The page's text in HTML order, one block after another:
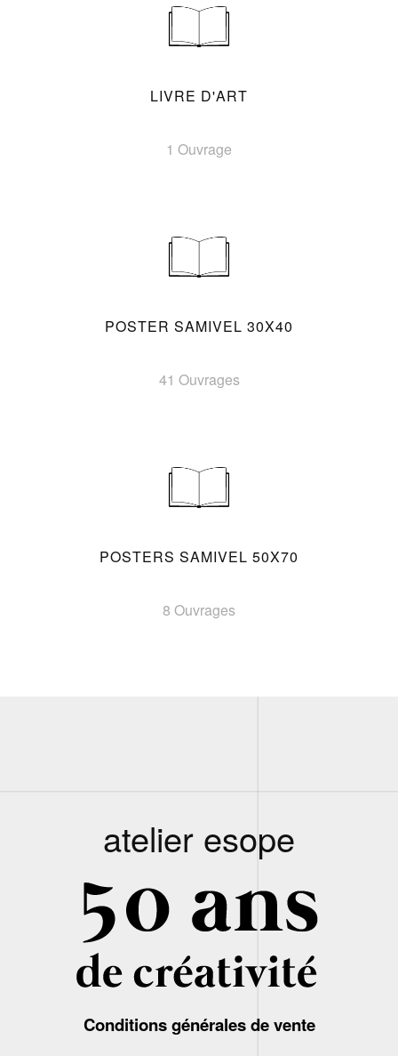
LIVRE D'ART
1 Ouvrage
POSTER SAMIVEL 30X40
41 Ouvrages
POSTERS SAMIVEL 50X70
8 Ouvrages
atelier esope
Conditions générales de vente